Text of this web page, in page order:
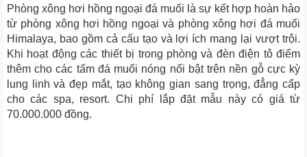
Phòng xông hơi hồng ngoại đá muối là sự kết hợp hoàn hảo
từ phòng xông hơi hồng ngoại và phòng xông hơi đá muối
Himalaya, bao gồm cả cấu tạo và lợi ích mang lại vượt trội.
Khi hoạt động các thiết bị trong phòng và đèn điện tô điểm
thêm cho các tấm đá muối nóng nổi bật trên nền gỗ cực kỳ
lung linh và đẹp mắt, tạo không gian sang trọng, đẳng cấp
cho các spa, resort. Chi phí lắp đặt mẫu này có giá từ
70.000.000 đồng.